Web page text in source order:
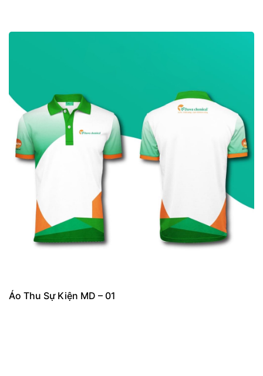
Áo Thu Sự Kiện MD – 01